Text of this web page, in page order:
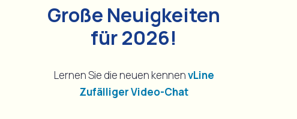
Große Neuigkeiten
für 2026!
Lernen Sie die neuen kennenvLine
Zufälliger Video-Chat